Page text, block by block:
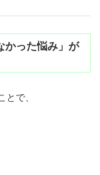
かった悩み」が
とで、